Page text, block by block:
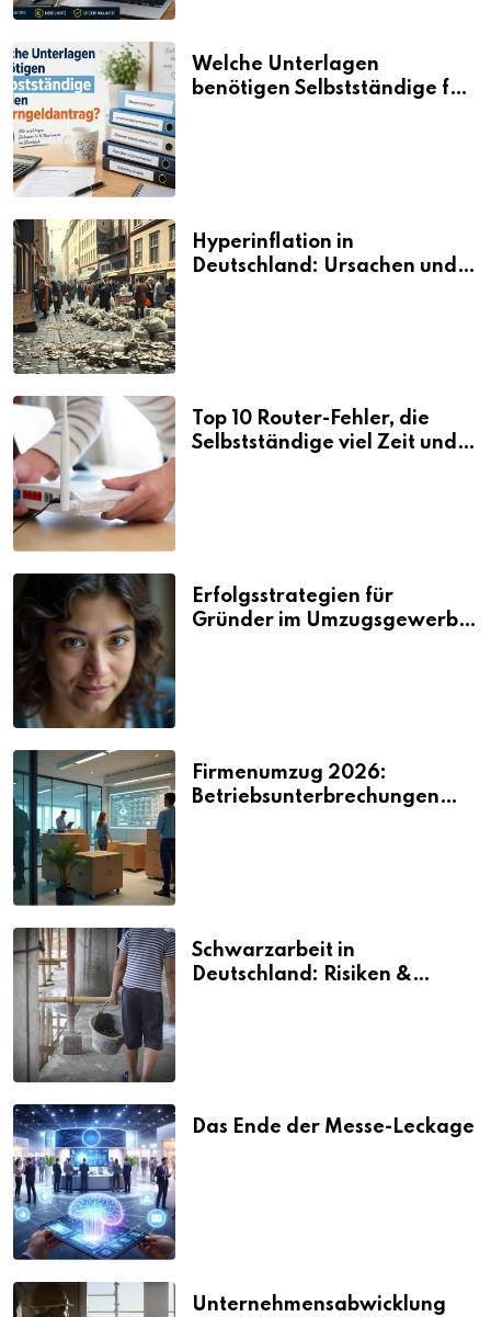
Welche Unterlagen
benötigen Selbstständige für
Hyperinflation in
Deutschland: Ursachen und
Top 10 Router-Fehler, die
Selbstständige viel Zeit und
Erfolgsstrategien für
Gründer im Umzugsgewerbe
Firmenumzug 2026:
Betriebsunterbrechungen
Schwarzarbeit in
Deutschland: Risiken &
Das Ende der Messe-Leckage
Unternehmensabwicklung